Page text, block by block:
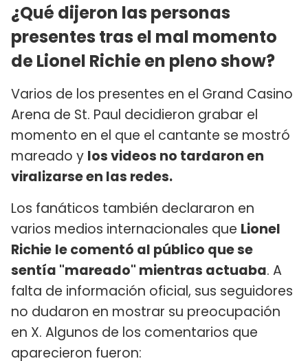
¿Qué dijeron las personas
presentes tras el mal momento
de Lionel Richie en pleno show?
Varios de los presentes en el Grand Casino
Arena de St. Paul decidieron grabar el
momento en el que el cantante se mostró
mareado y los videos no tardaron en
viralizarse en las redes.
Los fanáticos también declararon en
varios medios internacionales que Lionel
Richie le comentó al público que se
sentía "mareado" mientras actuaba. A
falta de información oficial, sus seguidores
no dudaron en mostrar su preocupación
en X. Algunos de los comentarios que
aparecieron fueron: